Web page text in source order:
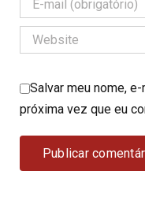
Salvar meu nome,
próxima vez que eu